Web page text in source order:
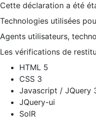
Cette déclaration a été
Technologies utilisées
Agents utilisateurs,
Les vérifications de
HTML 5
CSS 3
Javascript / JQuery
JQuery-ui
SolR